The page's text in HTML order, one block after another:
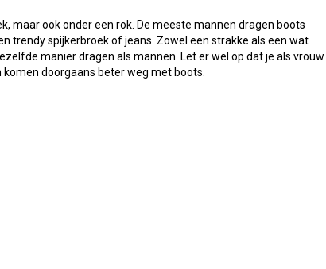
maar ook onder een rok. De meeste mannen dragen boots
trendy spijkerbroek of jeans. Zowel een strakke als een wat
manier dragen als mannen. Let er wel op dat je als vrouw
doorgaans beter weg met boots.